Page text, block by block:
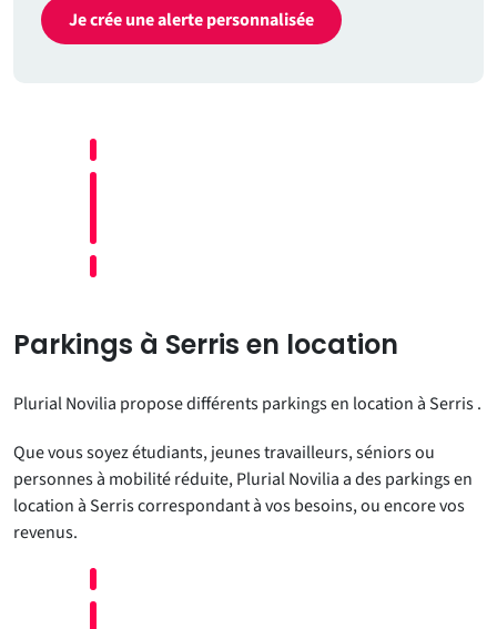
Je crée une alerte personnalisée
Parkings à Serris en location
Plurial Novilia propose différents parkings en location à Serris .
Que vous soyez étudiants, jeunes travailleurs, séniors ou
personnes à mobilité réduite, Plurial Novilia a des parkings en
location à Serris correspondant à vos besoins, ou encore vos
revenus.